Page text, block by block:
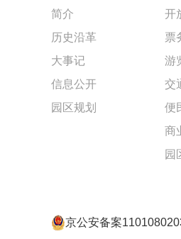
简介
历史沿革
大事记
信息公开
园区规划
开
票
游
交
便
商
园
京公安备案